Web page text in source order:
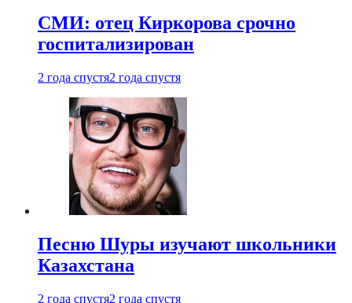
СМИ: отец Киркорова срочно
госпитализирован
2 года спустя2 года спустя
Песню Шуры изучают школьники
Казахстана
2 года спустя2 года спустя